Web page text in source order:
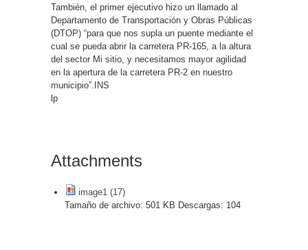
También, el primer ejecutivo hizo un llamado al
Departamento de Transportación y Obras Públicas
(DTOP) “para que nos supla un puente mediante el
cual se pueda abrir la carretera PR-165, a la altura
del sector Mi sitio, y necesitamos mayor agilidad
en la apertura de la carretera PR-2 en nuestro
municipio”.INS
lp
Attachments
image1 (17)
Tamaño de archivo: 501 KB Descargas: 104